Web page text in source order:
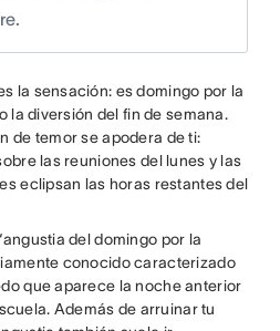
la sensación: es domingo por la
la diversión del fin de semana.
de temor se apodera de ti:
las reuniones del lunes y las
eclipsan las horas restantes del
del domingo por la
conocido caracterizado
que aparece la noche anterior
Además de arruinar tu